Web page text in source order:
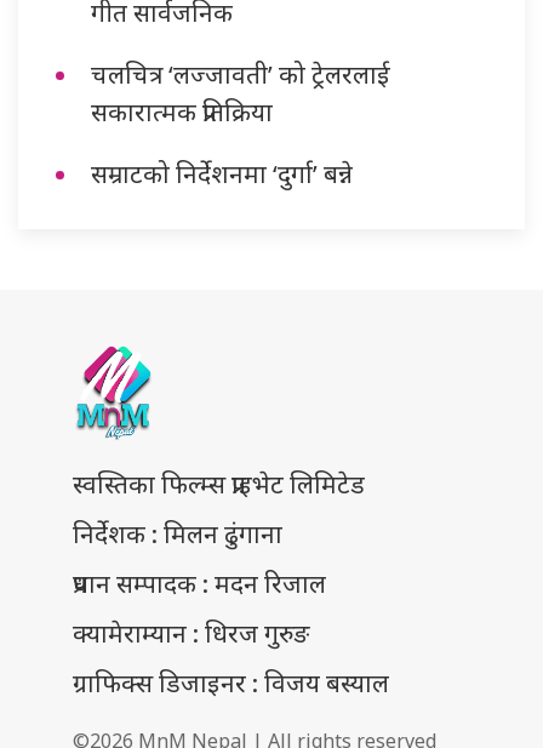
गीत सार्वजनिक
चलचित्र ‘लज्जावती’ को ट्रेलरलाई
सकारात्मक प्रतिक्रिया
सम्राटको निर्देशनमा ‘दुर्गा’ बन्ने
स्वस्तिका फिल्म्स प्राइभेट लिमिटेड
निर्देशक : मिलन ढुंगाना
प्रधान सम्पादक : मदन रिजाल
क्यामेराम्यान : धिरज गुरुङ
ग्राफिक्स डिजाइनर : विजय बस्याल
©2026 MnM Nepal | All rights reserved